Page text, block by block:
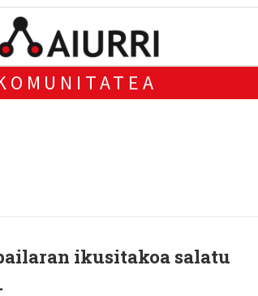
ikusitakoa salatu